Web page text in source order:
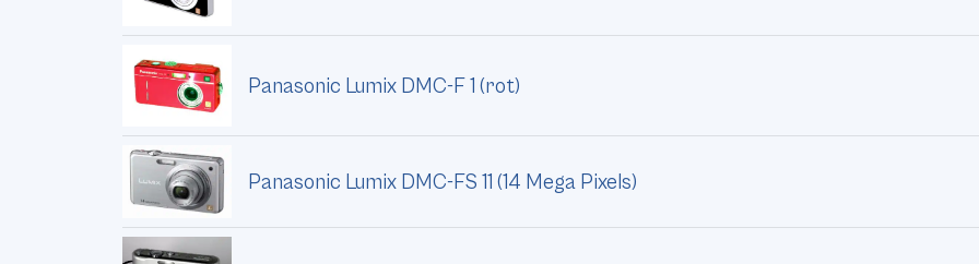
Panasonic Lumix DMC-F 1 (rot)
Panasonic Lumix DMC-FS 11 (14 Mega Pixels)